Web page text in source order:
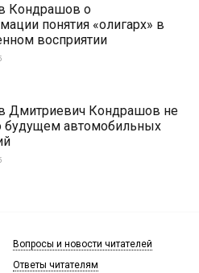
Кондрашов о
понятия «олигарх» в
восприятии
Дмитриевич Кондрашов не
будущем автомобильных
Вопросы и новости читателей
Ответы читателям